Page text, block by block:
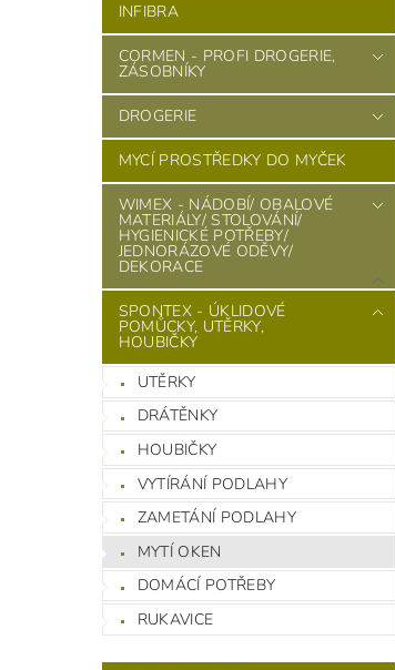
INFIBRA
CORMEN - PROFI DROGERIE,
ZÁSOBNÍKY
DROGERIE
MYCÍ PROSTŘEDKY DO MYČEK
WIMEX - NÁDOBÍ/ OBALOVÉ
MATERIÁLY/ STOLOVÁNÍ/
HYGIENICKÉ POTŘEBY/
JEDNORÁZOVÉ ODĚVY/
DEKORACE
SPONTEX - ÚKLIDOVÉ
POMŮCKY, UTĚRKY,
HOUBIČKY
UTĚRKY
DRÁTĚNKY
HOUBIČKY
VYTÍRÁNÍ PODLAHY
ZAMETÁNÍ PODLAHY
MYTÍ OKEN
DOMÁCÍ POTŘEBY
RUKAVICE